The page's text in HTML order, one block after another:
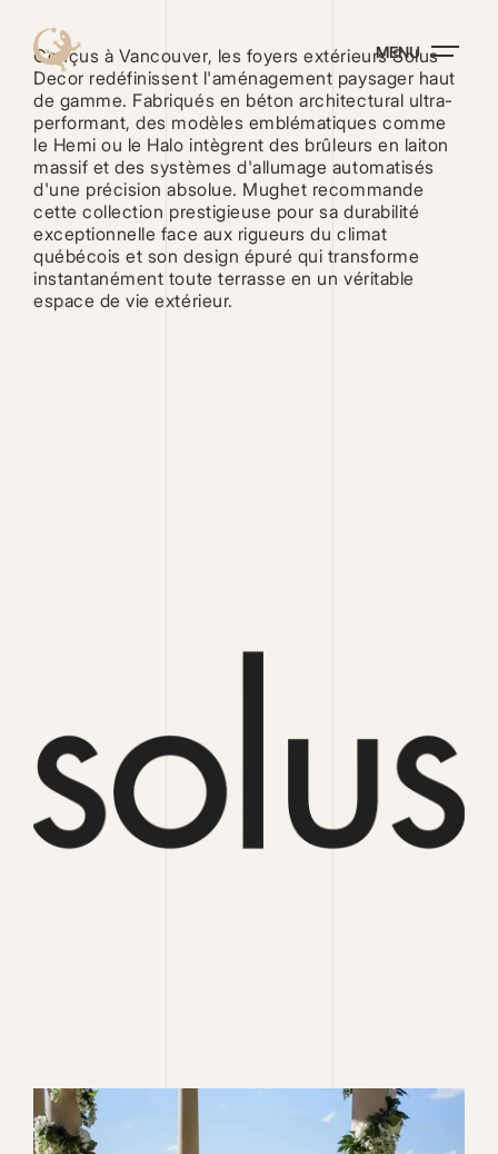
contenu
principal
MENU
Conçus à Vancouver, les foyers extérieurs Solus
Decor redéfinissent l'aménagement paysager haut
de gamme. Fabriqués en béton architectural ultra-
performant, des modèles emblématiques comme
le Hemi ou le Halo intègrent des brûleurs en laiton
massif et des systèmes d'allumage automatisés
d'une précision absolue. Mughet recommande
cette collection prestigieuse pour sa durabilité
exceptionnelle face aux rigueurs du climat
québécois et son design épuré qui transforme
instantanément toute terrasse en un véritable
espace de vie extérieur.